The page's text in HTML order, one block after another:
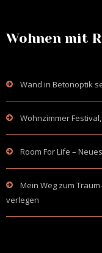
Wohnen mit
Wand in Betonoptik
Wohnzimmer
Room For Life –
Mein Weg zum
verlegen